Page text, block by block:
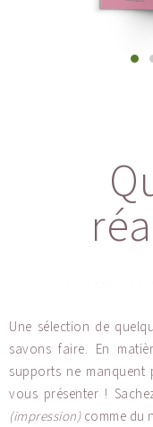
Une sélection de
savons faire. En
supports ne manquent
vous présenter !
(impression)comme du